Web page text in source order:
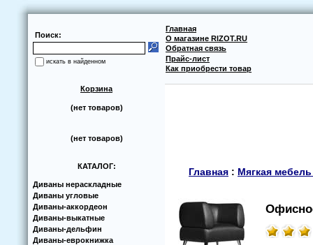
Поиск:
искать в найденном
Главная
О магазине RIZOT.RU
Обратная связь
Прайс-лист
Как приобрести товар
Корзина
(нет товаров)
(нет товаров)
КАТАЛОГ:
Диваны нераскладные
Диваны угловые
Диваны-аккoрдеoн
Диваны-выкатные
Диваны-дельфин
Диваны-еврoкнижка
Главная : Мягкая